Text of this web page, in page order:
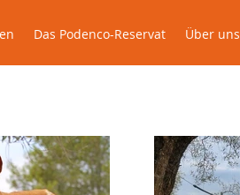
Spenden Das Podenco-Reservat
Das Podenco-Reservat Über uns